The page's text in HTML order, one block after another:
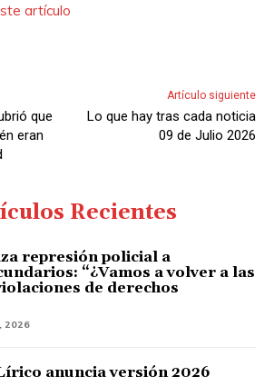
artículo
que
eran
Artículo siguiente
Lo que hay tras cada noticia
09 de Julio 2026
Recientes
represión policial a
“¿Vamos a volver a las
de derechos
2026
anuncia versión 2026